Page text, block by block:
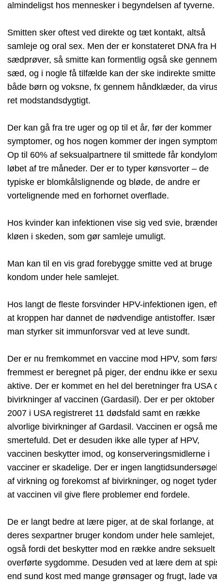
almindeligst hos mennesker i begyndelsen af tyverne.
Smitten sker oftest ved direkte og tæt kontakt, altså
samleje og oral sex. Men der er konstateret DNA fra
sædprøver, så smitte kan formentlig også ske gennem
sæd, og i nogle få tilfælde kan der ske indirekte smitte
både børn og voksne, fx gennem håndklæder, da
ret modstandsdygtigt.
Der kan gå fra tre uger og op til et år, før der kommer
symptomer, og hos nogen kommer der ingen
Op til 60% af seksualpartnere til smittede får
løbet af tre måneder. Der er to typer kønsvorter – de
typiske er blomkålslignende og bløde, de andre er
vortelignende med en forhornet overflade.
Hos kvinder kan infektionen vise sig ved svie,
kløen i skeden, som gør samleje umuligt.
Man kan til en vis grad forebygge smitte ved at bruge
kondom under hele samlejet.
Hos langt de fleste forsvinder HPV-infektionen igen,
at kroppen har dannet de nødvendige antistoffer. Især
man styrker sit immunforsvar ved at leve sundt.
Der er nu fremkommet en vaccine mod HPV, som
fremmest er beregnet på piger, der endnu ikke er
aktive. Der er kommet en hel del beretninger fra USA
bivirkninger af vaccinen (Gardasil). Der er per oktober
2007 i USA registreret 11 dødsfald samt en række
alvorlige bivirkninger af Gardasil. Vaccinen er også
smertefuld. Det er desuden ikke alle typer af HPV,
vaccinen beskytter imod, og konserveringsmidlerne i
vacciner er skadelige. Der er ingen
af virkning og forekomst af bivirkninger, og noget
at vaccinen vil give flere problemer end fordele.
De er langt bedre at lære piger, at de skal forlange, at
deres sexpartner bruger kondom under hele samlejet,
også fordi det beskytter mod en række andre seksuelt
overførte sygdomme. Desuden ved at lære dem at
end sund kost med mange grønsager og frugt, lade